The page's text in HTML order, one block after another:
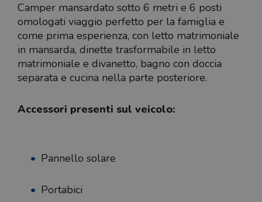
Camper mansardato sotto 6 metri e 6 posti
omologati viaggio perfetto per la famiglia e
come prima esperienza, con letto matrimoniale
in mansarda, dinette trasformabile in letto
matrimoniale e divanetto, bagno con doccia
separata e cucina nella parte posteriore.
Accessori presenti sul veicolo:
Pannello solare
Portabici